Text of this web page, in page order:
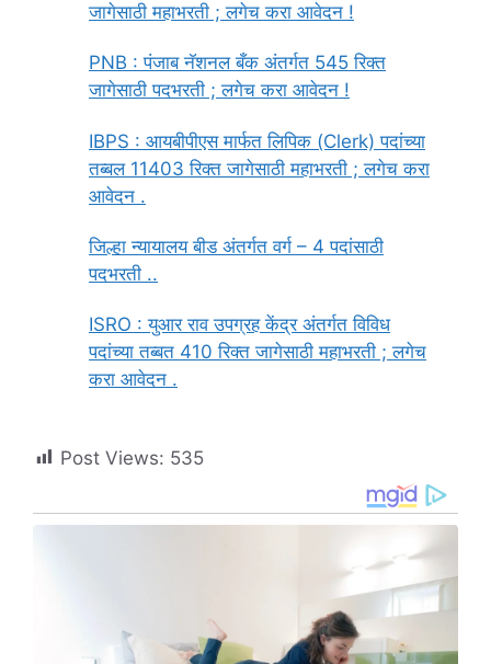
जागेसाठी महाभरती ; लगेच करा आवेदन !
PNB : पंजाब नॅशनल बँक अंतर्गत 545 रिक्त
जागेसाठी पदभरती ; लगेच करा आवेदन !
IBPS : आयबीपीएस मार्फत लिपिक (Clerk) पदांच्या
तब्बल 11403 रिक्त जागेसाठी महाभरती ; लगेच करा
आवेदन .
जिल्हा न्यायालय बीड अंतर्गत वर्ग – 4 पदांसाठी
पदभरती ..
ISRO : युआर राव उपग्रह केंद्र अंतर्गत विविध
पदांच्या तब्बत 410 रिक्त जागेसाठी महाभरती ; लगेच
करा आवेदन .
Post Views: 535